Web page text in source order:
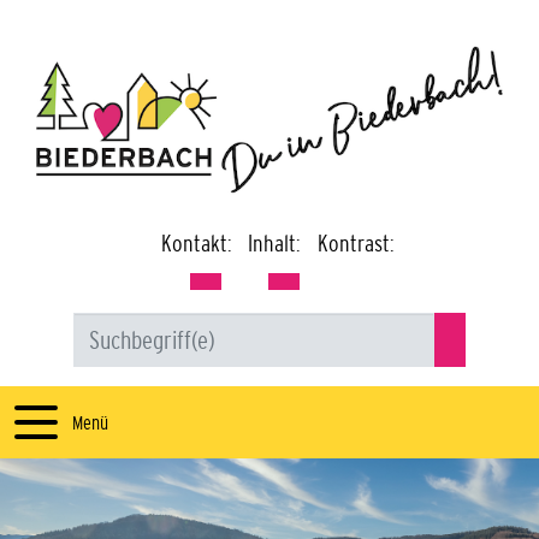
Kontakt: Inhalt: Kontrast:
Menü